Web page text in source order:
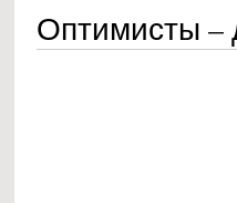
Оптимисты –